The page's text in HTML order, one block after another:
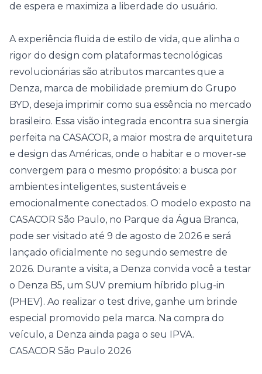
de espera e maximiza a liberdade do usuário.
A experiência fluida de estilo de vida, que alinha o
rigor do design com plataformas tecnológicas
revolucionárias são atributos marcantes que a
Denza, marca de mobilidade premium do Grupo
BYD, deseja imprimir como sua essência no mercado
brasileiro. Essa visão integrada encontra sua sinergia
perfeita na CASACOR, a maior mostra de arquitetura
e design das Américas, onde o habitar e o mover-se
convergem para o mesmo propósito: a busca por
ambientes inteligentes, sustentáveis e
emocionalmente conectados. O modelo exposto na
CASACOR São Paulo, no Parque da Água Branca,
pode ser visitado até 9 de agosto de 2026 e será
lançado oficialmente no segundo semestre de
2026. Durante a visita, a Denza convida você a testar
o Denza B5, um SUV premium híbrido plug-in
(PHEV). Ao realizar o test drive, ganhe um brinde
especial promovido pela marca. Na compra do
veículo, a Denza ainda paga o seu IPVA.
CASACOR São Paulo 2026